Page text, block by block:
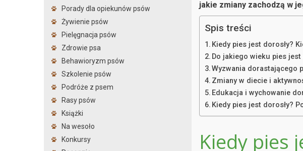
Porady dla opiekunów psów
Żywienie psów
Pielęgnacja psów
Zdrowie psa
Behawioryzm psów
Szkolenie psów
Podróże z psem
Rasy psów
Książki
Na wesoło
Konkursy
jakie zmiany zachodzą w
Spis treści
Kiedy pies jest dorosły?
Do jakiego wieku pies
Wyzwania dorastającego
Zmiany w diecie i
Edukacja i wychowanie
Kiedy pies jest dorosły?
Kiedy pies